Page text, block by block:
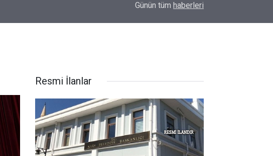
Trendyol Süper Lig’de 2-3. hafta programları
Günün tüm haberleri
Resmi İlanlar